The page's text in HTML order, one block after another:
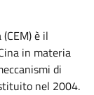
è il
in materia
di
nel 2004.